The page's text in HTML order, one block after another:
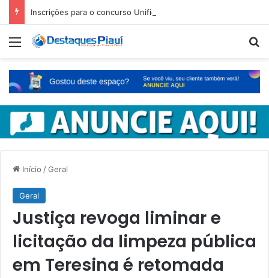
Menu
Início /Geral
Geral
Justiça revoga liminar e
licitação da limpeza pública
em Teresina é retomada